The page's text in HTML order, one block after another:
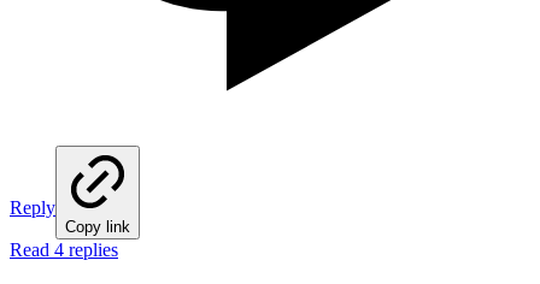
Reply
Copy link
Read 4 replies